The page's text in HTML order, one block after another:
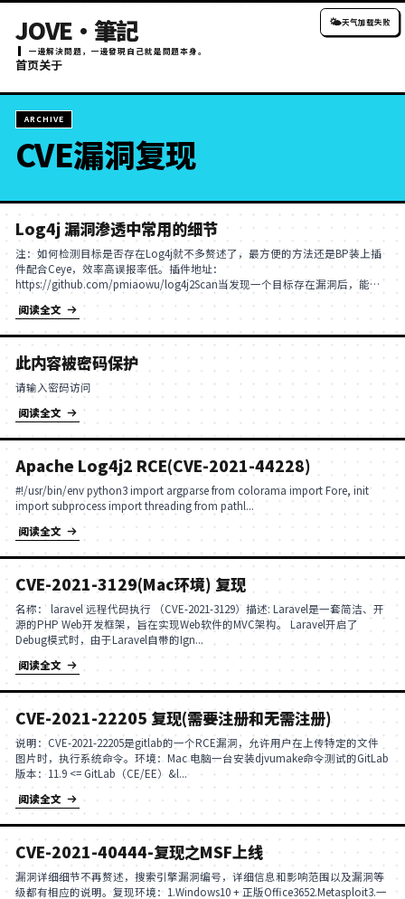
JOVE・筆記
一邊解決問題，一邊發現自己就是問題本身。
首页关于
ARCHIVE
CVE漏洞复现
Log4j 漏洞渗透中常用的细节
注：如何检测目标是否存在Log4j就不多赘述了，最方便
件配合Ceye，效率高误报率低。插件地址：
https://github.com/pmiaowu/log4j2Scan当发现一个目
到Ceye上的...
阅读全文
此内容被密码保护
请输入密码访问
阅读全文
Apache Log4j2 RCE(CVE-2021-
#!/usr/bin/env python3 import argparse from colorama import Fore, init
import subprocess import threading from pathl...
阅读全文
CVE-2021-3129(Mac环境) 复现
名称： laravel 远程代码执行 （CVE-2021-3129）描述:
源的PHP Web开发框架，旨在实现Web软件的MVC架构
Debug模式时，由于Laravel自带的Ign...